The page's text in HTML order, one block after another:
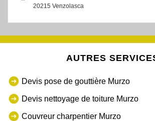
20215 Venzolasca
AUTRES
Devis pose de gouttière Murzo
Devis nettoyage de toiture Murzo
Couvreur charpentier Murzo